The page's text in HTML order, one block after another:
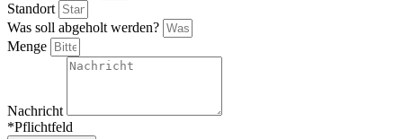
Standort
Was soll abgeholt werden?
Menge
Nachricht
*Pflichtfeld